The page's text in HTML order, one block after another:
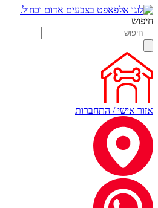
חיפוש
אזור אישי / התחברות